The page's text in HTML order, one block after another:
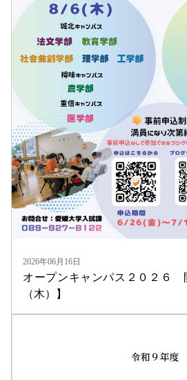
2026年06月16日
オープンキャンパス２０２６
（木）】